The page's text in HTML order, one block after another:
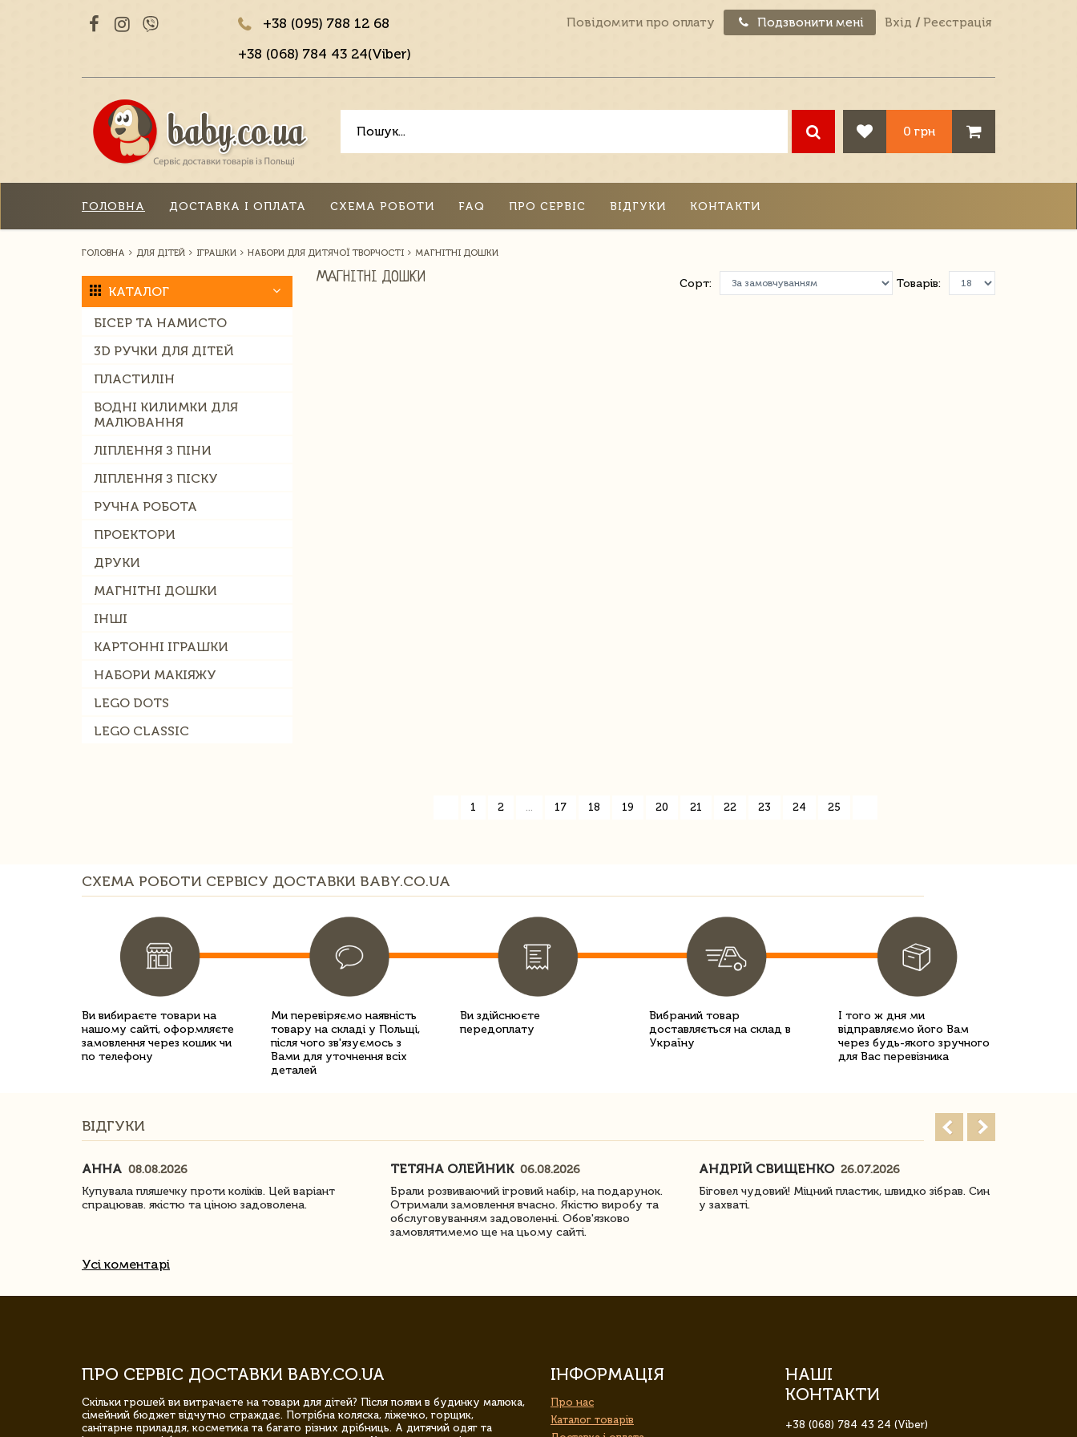
+38 (095) 788 12 68
+38 (068) 784 43 24(Viber)
Повідомити про оплату Подзвонити мені Вхід / Реєстрація
0 грн
ГОЛОВНА ДОСТАВКА І ОПЛАТА СХЕМА РОБОТИ FAQ ПРО СЕРВІС ВІДГУКИ КОНТАКТИ
ГОЛОВНА ДЛЯ ДІТЕЙ ІГРАШКИ НАБОРИ ДЛЯ ДИТЯЧОЇ ТВОРЧОСТІ МАГНІТНІ ДОШКИ
КАТАЛОГ
БІСЕР ТА НАМИСТО
3D РУЧКИ ДЛЯ ДІТЕЙ
ПЛАСТИЛІН
ВОДНІ КИЛИМКИ ДЛЯ
МАЛЮВАННЯ
ЛІПЛЕННЯ З ПІНИ
ЛІПЛЕННЯ З ПІСКУ
РУЧНА РОБОТА
ПРОЕКТОРИ
ДРУКИ
МАГНІТНІ ДОШКИ
ІНШІ
КАРТОННІ ІГРАШКИ
НАБОРИ МАКІЯЖУ
LEGO DOTS
LEGO CLASSIC
МАГНІТНІ ДОШКИ Товарів:
Сорт:
1 2 ... 17 18 19 20 21 22 23 24 25
СХЕМА РОБОТИ СЕРВІСУ ДОСТАВКИ BABY.CO.UA
Ви вибираєте товари на
нашому сайті, оформляєте
замовлення через кошик чи
по телефону
Ми перевіряємо наявність
товару на складі у Польщі,
після чого зв'язуємось з
Вами для уточнення всіх
деталей
Ви здійснюєте
передоплату
Вибраний товар
доставляється на склад в
Україну
І того ж дня ми
відправляємо його Вам
через будь-якого зручного
для Вас перевізника
ВІДГУКИ
АННА 08.08.2026
Купувала пляшечку проти коліків. Цей варіант
спрацював. якістю та ціною задоволена.
ТЕТЯНА ОЛЕЙНИК 06.08.2026
Брали розвиваючий ігровий набір, на подарунок.
Отримали замовлення вчасно. Якістю виробу та
обслуговуванням задоволенні. Обов'язково
замовлятимемо ще на цьому сайті.
АНДРІЙ СВИЩЕНКО 26.07.2026
Біговел чудовий! Міцний пластик, швидко зібрав. Син
у захваті.
Усі коментарі
ПРО СЕРВІС ДОСТАВКИ BABY.CO.UA
Скільки грошей ви витрачаєте на товари для дітей? Після появи в будинку малюка,
сімейний бюджет відчутно страждає. Потрібна коляска, ліжечко, горщик,
санітарне приладдя, косметика та багато різних дрібниць. А дитячий одяг та
ІНФОРМАЦІЯ
Про нас
Каталог товарів
НАШІ
КОНТАКТИ
+38 (068) 784 43 24 (Viber)